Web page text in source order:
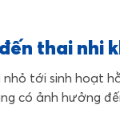
thai nhi
tới sinh hoạt
có ảnh hưởng